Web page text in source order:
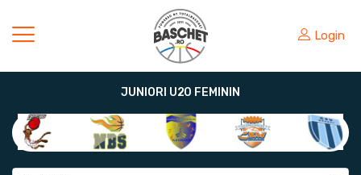
Login
JUNIORI U20 FEMININ